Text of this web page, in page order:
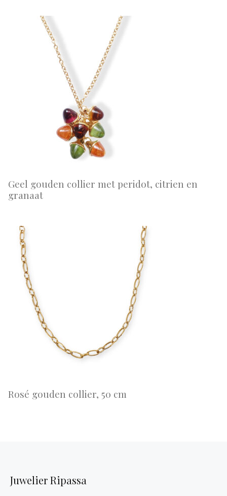
Geel gouden collier met peridot, citrien en
granaat
Rosé gouden collier, 50 cm
Juwelier Ripassa